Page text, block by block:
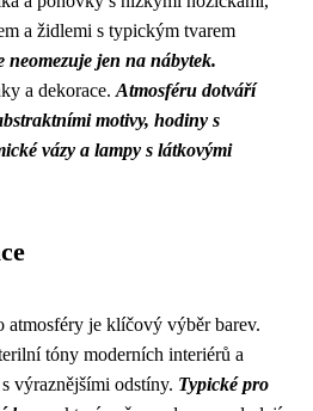
a židlemi s typickým tvarem
neomezuje jen na nábytek.
a dekorace. Atmosféru dotváří
motivy, hodiny s
vázy a lampy s látkovými
atmosféry je klíčový výběr barev.
tóny moderních interiérů a
výraznějšími odstíny. Typické pro